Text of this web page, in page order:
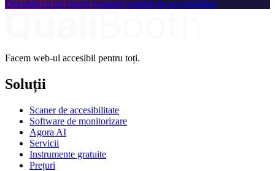
Discutați cu un expert Scanare gratuită de accesibilitate
Facem web-ul accesibil pentru toți.
Soluții
Scaner de accesibilitate
Software de monitorizare
Agora AI
Servicii
Instrumente gratuite
Prețuri